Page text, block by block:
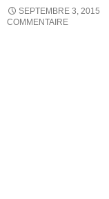
SEPTEMBRE 3, 2015
COMMENTAIRE